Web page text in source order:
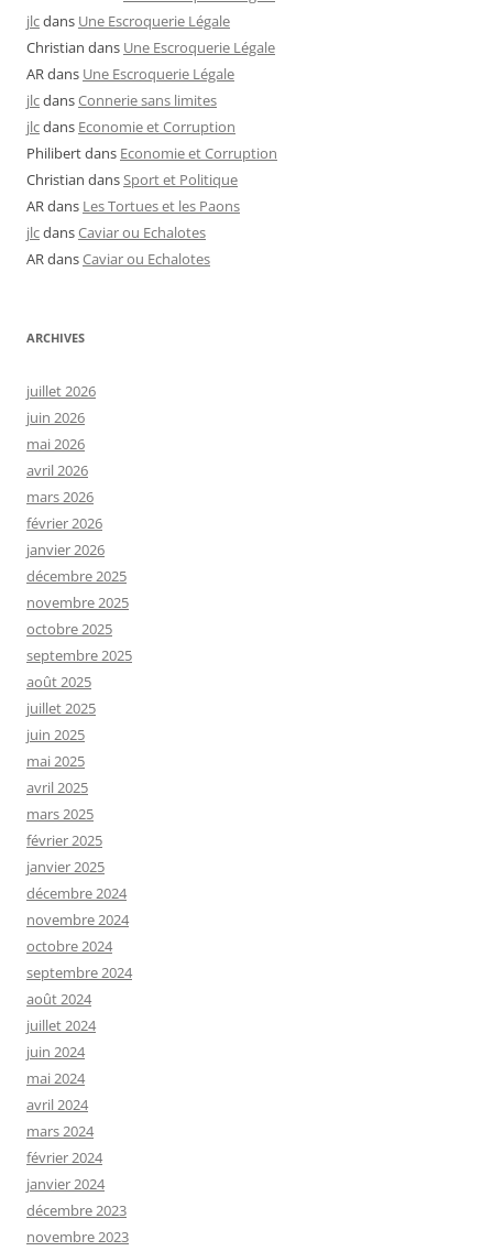
jlcdans Une Escroquerie Légale
Christian dans Une Escroquerie Légale
AR dans Une Escroquerie Légale
jlcdansConnerie sans limites
jlcdans Economie et Corruption
Philibertdans Economie et Corruption
Christian dans Sport et Politique
AR dans Les Tortues et les Paons
jlcdansCaviar ou Echalotes
AR dansCaviar ou Echalotes
ARCHIVES
juillet 2026
juin 2026
mai 2026
avril 2026
mars 2026
février 2026
janvier 2026
décembre 2025
novembre 2025
octobre 2025
septembre 2025
août 2025
juillet 2025
juin 2025
mai 2025
avril 2025
mars 2025
février 2025
janvier 2025
décembre 2024
novembre 2024
octobre 2024
septembre 2024
août 2024
juillet 2024
juin 2024
mai 2024
avril 2024
mars 2024
février 2024
janvier 2024
décembre 2023
novembre 2023